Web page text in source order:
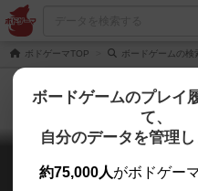
ボドゲーマTOP ボードゲームの検
ノー
ボードゲームのプレイ
て、
自分のデータを管理し
約75,000人がボドゲー